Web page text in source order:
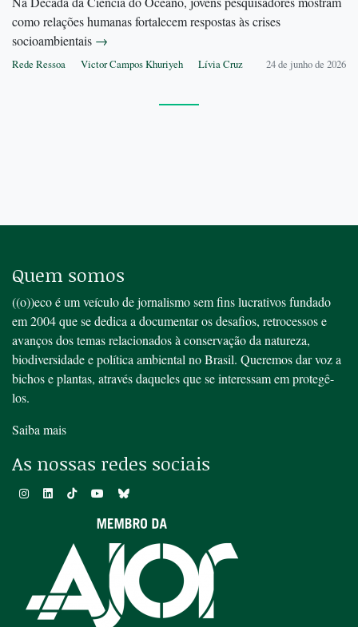
como relações humanas fortalecem respostas às crises
socioambientais →
Rede Ressoa Victor Campos Khuriyeh Lívia Cruz 24 de junho de 2026
Quem somos
((o))eco é um veículo de jornalismo sem fins lucrativos fundado
em 2004 que se dedica a documentar os desafios, retrocessos e
avanços dos temas relacionados à conservação da natureza,
biodiversidade e política ambiental no Brasil. Queremos dar voz a
bichos e plantas, através daqueles que se interessam em protegê-
los.
Saiba mais
As nossas redes sociais